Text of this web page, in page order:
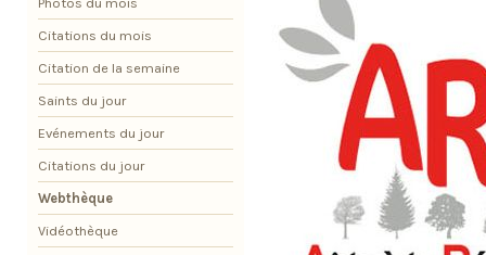
Citations du mois
Citation de la semaine
Saints du jour
Evénements du jour
Citations du jour
Webthèque
Vidéothèque